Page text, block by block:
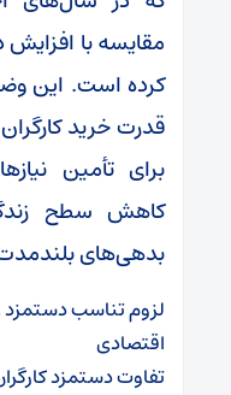
مقایسه با افزایش
کرده است. این
قدرت خرید
برای تأمین
کاهش سطح
بدهی‌های
لزوم تناسب دستمزد
اقتصادی
تفاوت دستمزد